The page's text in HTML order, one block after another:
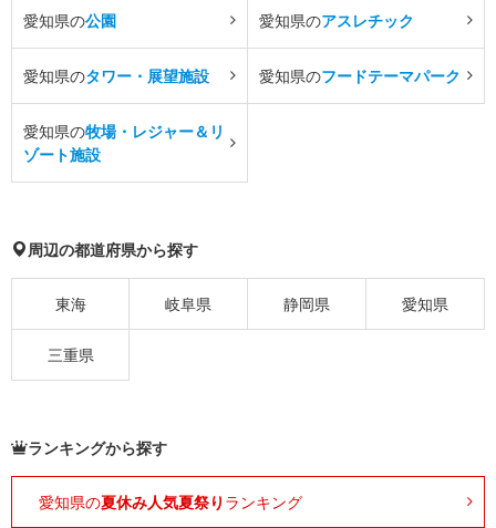
愛知県の公園 愛知県のアスレチック
愛知県のタワー・展望施設 愛知県のフードテーマパーク
愛知県の牧場・レジャー＆リ
ゾート施設
周辺の都道府県から探す
東海 岐阜県 静岡県 愛知県
三重県
ランキングから探す
愛知県の夏休み人気夏祭り ランキング